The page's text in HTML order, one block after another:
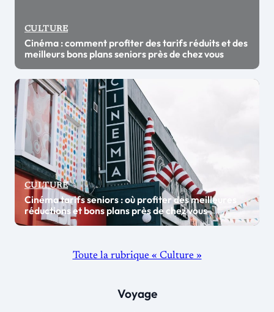
CULTURE
Cinéma : comment profiter des tarifs réduits et des
meilleurs bons plans seniors près de chez vous
CULTURE
Cinéma tarifs seniors : où profiter des meilleures
réductions et bons plans près de chez vous
Toute la rubrique « Culture »
Voyage